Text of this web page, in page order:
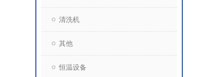
清洗机
其他
恒温设备